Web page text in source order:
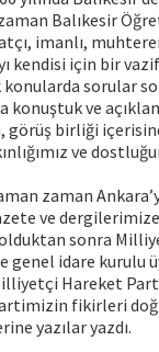
Balıkesir
imanlı,
kendisi için bir
sorular
konuştuk ve
görüş birliği
ve
zaman
ve
sonra
idare kurulu
Hareket
fikirleri
yazılar yazdı.